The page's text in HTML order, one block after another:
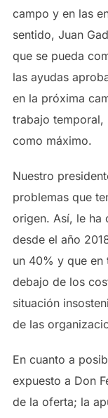
campo y en las
sentido, Juan
que se pueda
las ayudas
en la próxima
trabajo temporal,
como máximo.
Nuestro
problemas que
origen. Así, le ha
desde el año
un 40% y que en
debajo de los
situación
de las
En cuanto a
expuesto a Don
de la oferta; la